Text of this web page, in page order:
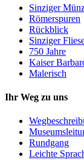
Sinziger
Römerspuren
Rückblick
Sinziger
750 Jahre
Kaiser
Malerisch
Ihr Weg zu uns
Rundgang
Leichte